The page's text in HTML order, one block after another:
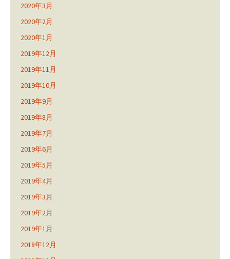
2020年3月
2020年2月
2020年1月
2019年12月
2019年11月
2019年10月
2019年9月
2019年8月
2019年7月
2019年6月
2019年5月
2019年4月
2019年3月
2019年2月
2019年1月
2018年12月